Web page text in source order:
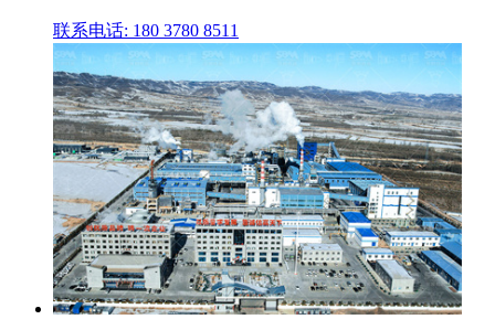
联系电话: 180 3780 8511